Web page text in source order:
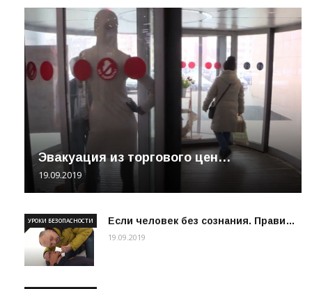
Эвакуация из торгового цен…
19.09.2019
Если человек без сознания. Прави…
УРОКИ БЕЗОПАСНОСТИ
19.09.2019